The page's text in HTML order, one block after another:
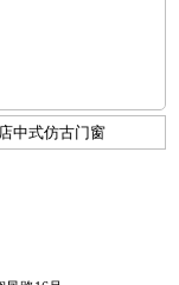
中式仿古门窗